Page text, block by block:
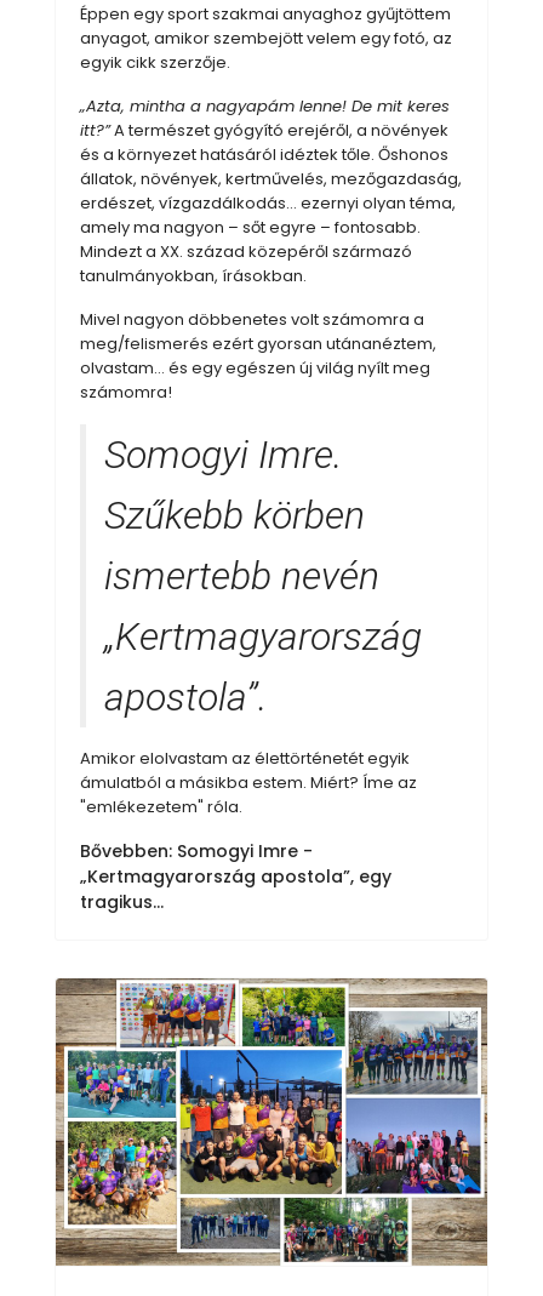
Éppen egy sport szakmai anyaghoz gyűjtöttem
anyagot, amikor szembejött velem egy fotó, az
egyik cikk szerzője.
„Azta, mintha a nagyapám lenne! De mit keres
itt?”A természet gyógyító erejéről, a növények
és a környezet hatásáról idéztek tőle. Őshonos
állatok, növények, kertművelés, mezőgazdaság,
erdészet, vízgazdálkodás… ezernyi olyan téma,
amely ma nagyon – sőt egyre – fontosabb.
Mindezt a XX. század közepéről származó
tanulmányokban, írásokban.
Mivel nagyon döbbenetes volt számomra a
meg/felismerés ezért gyorsan utánanéztem,
olvastam… és egy egészen új világ nyílt meg
számomra!
Somogyi Imre.
Szűkebb körben
ismertebb nevén
„Kertmagyarország
apostola”.
Amikor elolvastam az élettörténetét egyik
ámulatból a másikba estem. Miért? Íme az
"emlékezetem" róla.
Bővebben: Somogyi Imre -
„Kertmagyarország apostola”, egy
tragikus...